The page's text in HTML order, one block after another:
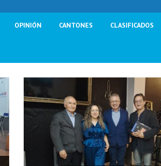
OPINIÓN CANTONES CLASIFICADOS